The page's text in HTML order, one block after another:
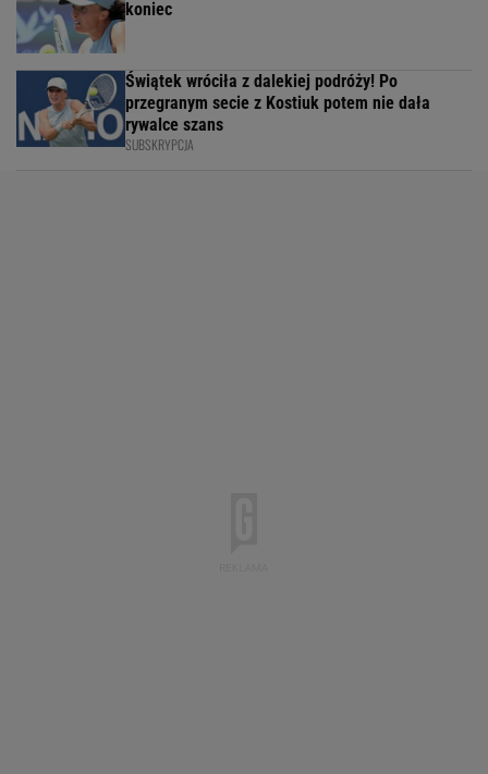
koniec
Świątek wróciła z dalekiej podróży! Po
przegranym secie z Kostiuk potem nie dała
rywalce szans
SUBSKRYPCJA